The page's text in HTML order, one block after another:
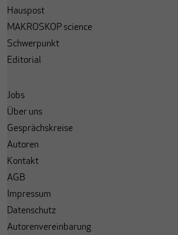
Hauspost
MAKROSKOP science
Schwerpunkt
Editorial
Jobs
Über uns
Gesprächskreise
Autoren
Kontakt
AGB
Impressum
Datenschutz
Autorenvereinbarung